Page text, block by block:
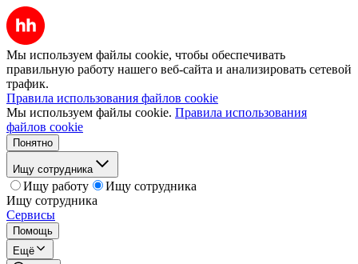
Мы используем файлы cookie, чтобы обеспечивать
правильную работу нашего веб-сайта и анализировать сетевой
трафик.
Правила использования файлов cookie
Мы используем файлы cookie. Правила использования
файлов cookie
Понятно
Ищу сотрудника
Ищу работу
Ищу сотрудника
Ищу сотрудника
Сервисы
Помощь
Ещё